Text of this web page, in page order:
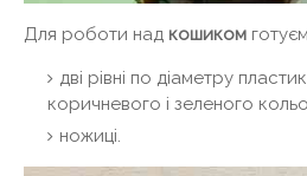
Для роботи над кошиком
дві рівні по діаметру
коричневого і зеленого
ножиці.